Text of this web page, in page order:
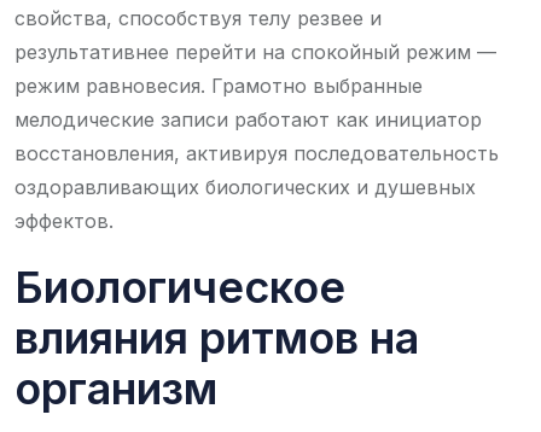
свойства, способствуя телу резвее и
результативнее перейти на спокойный режим —
режим равновесия. Грамотно выбранные
мелодические записи работают как инициатор
восстановления, активируя последовательность
оздоравливающих биологических и душевных
эффектов.
Биологическое
влияния ритмов на
организм